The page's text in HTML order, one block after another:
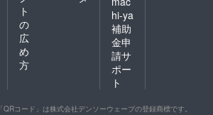
ト
の
広
め
方
hi-ya
補助
金申
請サ
ポー
ト
「QRコード」は株式会社デンソーウェーブの登録商標です。